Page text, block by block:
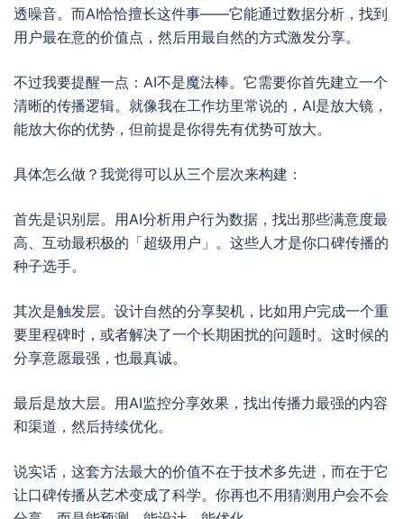
透噪音。而AI恰恰擅长这件事——它能通过数据分析，找到
用户最在意的价值点，然后用最自然的方式激发分享。
不过我要提醒一点：AI不是魔法棒。它需要你首先建立一个
清晰的传播逻辑。就像我在工作坊里常说的，AI是放大镜，
能放大你的优势，但前提是你得先有优势可放大。
具体怎么做？我觉得可以从三个层次来构建：
首先是识别层。用AI分析用户行为数据，找出那些满意度最
高、互动最积极的「超级用户」。这些人才是你口碑传播的
种子选手。
其次是触发层。设计自然的分享契机，比如用户完成一个重
要里程碑时，或者解决了一个长期困扰的问题时。这时候的
分享意愿最强，也最真诚。
最后是放大层。用AI监控分享效果，找出传播力最强的内容
和渠道，然后持续优化。
说实话，这套方法最大的价值不在于技术多先进，而在于它
让口碑传播从艺术变成了科学。你再也不用猜测用户会不会